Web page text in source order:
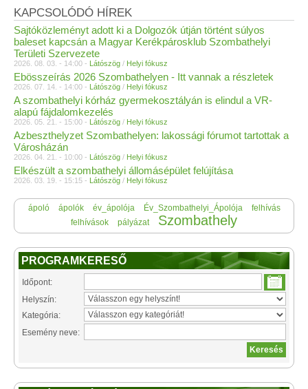
KAPCSOLÓDÓ HÍREK
Sajtóközleményt adott ki a Dolgozók útján történt súlyos
baleset kapcsán a Magyar Kerékpárosklub Szombathelyi
Területi Szervezete
2026. 08. 03. - 14:00 - Látószög / Helyi fókusz
Ebösszeírás 2026 Szombathelyen - Itt vannak a részletek
2026. 07. 14. - 14:00 - Látószög / Helyi fókusz
A szombathelyi kórház gyermekosztályán is elindul a VR-
alapú fájdalomkezelés
2026. 05. 21. - 15:00 - Látószög / Helyi fókusz
Azbeszthelyzet Szombathelyen: lakossági fórumot tartottak a
Városházán
2026. 04. 21. - 10:00 - Látószög / Helyi fókusz
Elkészült a szombathelyi állomásépület felújítása
2026. 03. 19. - 15:15 - Látószög / Helyi fókusz
ápoló ápolók év_ápolója Év_Szombathelyi_Ápolója
felhívás
felhívások
pályázat Szombathely
PROGRAMKERESŐ
Időpont:
Helyszín:
Kategória:
Esemény neve: